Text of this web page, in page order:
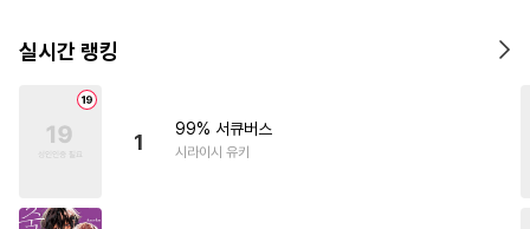
실시간 랭킹
1
99% 서큐버스
시라이시 유키